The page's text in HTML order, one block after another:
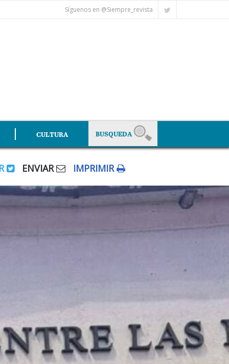
Síguenos en @Siempre_revista
CULTURA
ENVIAR IMPRIMIR